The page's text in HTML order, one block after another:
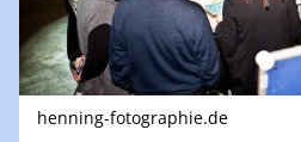
henning-fotographie.de